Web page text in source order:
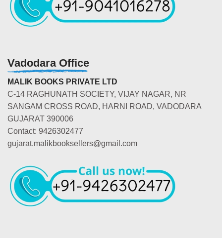
Vadodara Office
MALIK BOOKS PRIVATE LTD
C-14 RAGHUNATH SOCIETY, VIJAY NAGAR, NR
SANGAM CROSS ROAD, HARNI ROAD, VADODARA
GUJARAT 390006
Contact: 9426302477
gujarat.malikbooksellers@gmail.com